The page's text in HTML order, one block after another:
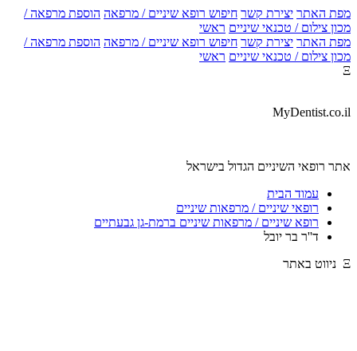
מפת האתר יצירת קשר חיפוש רופא שיניים / מרפאה הוספת מרפאה /
מכון צילום / טכנאי שיניים ראשי
מפת האתר יצירת קשר חיפוש רופא שיניים / מרפאה הוספת מרפאה /
מכון צילום / טכנאי שיניים ראשי
Ξ
MyDentist.co.il
אתר רופאי השיניים הגדול בישראל
עמוד הבית
רופאי שיניים / מרפאות שיניים
רופא שיניים / מרפאות שיניים ברמת-גן גבעתיים
ד''ר בר יובל
Ξ ניווט באתר